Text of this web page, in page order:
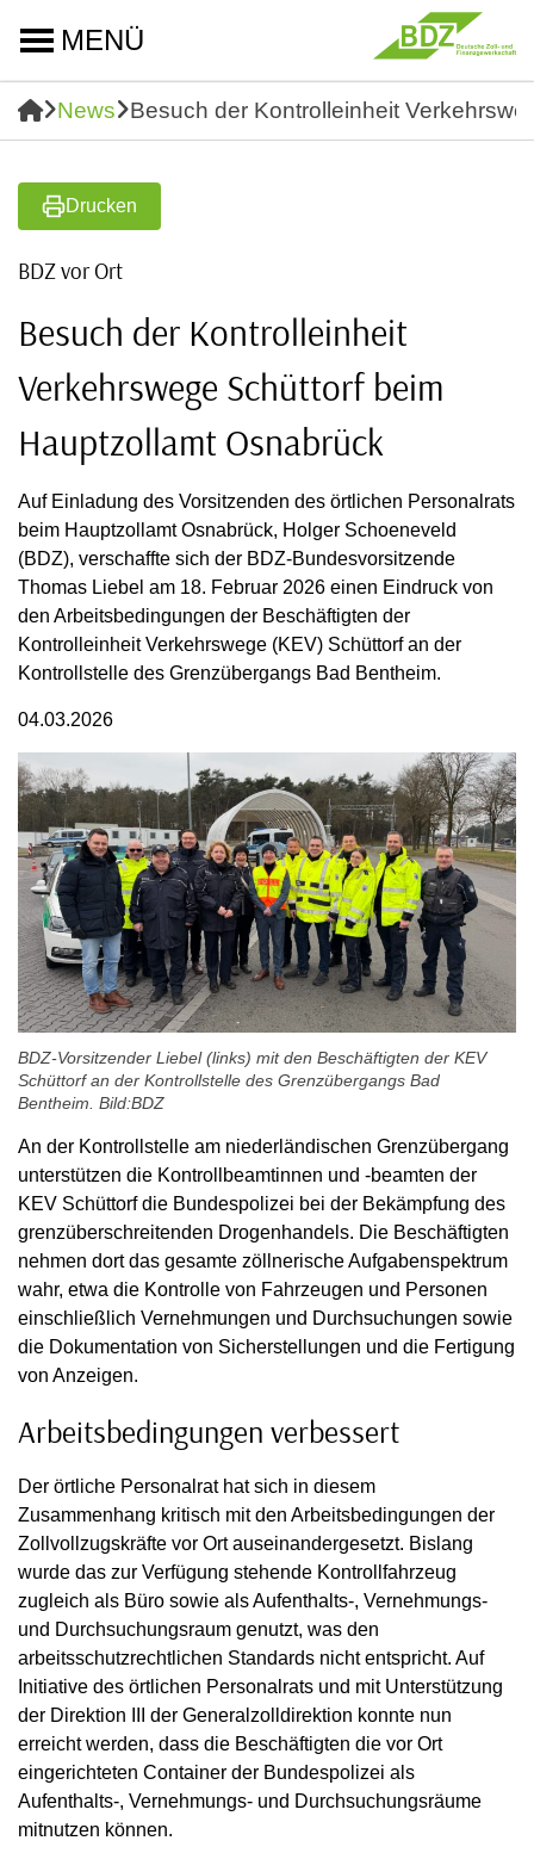
MENÜ
News Besuch der Kontrolleinheit
Drucken
BDZ vor Ort
Besuch der Kontrolleinheit
Verkehrswege Schüttorf beim
Hauptzollamt Osnabrück
Auf Einladung des Vorsitzenden des örtlichen Personalrats
beim Hauptzollamt Osnabrück, Holger Schoeneveld
(BDZ), verschaffte sich der BDZ-Bundesvorsitzende
Thomas Liebel am 18. Februar 2026 einen Eindruck von
den Arbeitsbedingungen der Beschäftigten der
Kontrolleinheit Verkehrswege (KEV) Schüttorf an der
Kontrollstelle des Grenzübergangs Bad Bentheim.
04.03.2026
BDZ-Vorsitzender Liebel (links) mit den Beschäftigten der KEV
Schüttorf an der Kontrollstelle des Grenzübergangs Bad
Bentheim. Bild:BDZ
An der Kontrollstelle am niederländischen Grenzübergang
unterstützen die Kontrollbeamtinnen und -beamten der
KEV Schüttorf die Bundespolizei bei der Bekämpfung des
grenzüberschreitenden Drogenhandels. Die Beschäftigten
nehmen dort das gesamte zöllnerische Aufgabenspektrum
wahr, etwa die Kontrolle von Fahrzeugen und Personen
einschließlich Vernehmungen und Durchsuchungen sowie
die Dokumentation von Sicherstellungen und die Fertigung
von Anzeigen.
Arbeitsbedingungen verbessert
Der örtliche Personalrat hat sich in diesem
Zusammenhang kritisch mit den Arbeitsbedingungen der
Zollvollzugskräfte vor Ort auseinandergesetzt. Bislang
wurde das zur Verfügung stehende Kontrollfahrzeug
zugleich als Büro sowie als Aufenthalts-, Vernehmungs-
und Durchsuchungsraum genutzt, was den
arbeitsschutzrechtlichen Standards nicht entspricht. Auf
Initiative des örtlichen Personalrats und mit Unterstützung
der Direktion III der Generalzolldirektion konnte nun
erreicht werden, dass die Beschäftigten die vor Ort
eingerichteten Container der Bundespolizei als
Aufenthalts-, Vernehmungs- und Durchsuchungsräume
mitnutzen können.